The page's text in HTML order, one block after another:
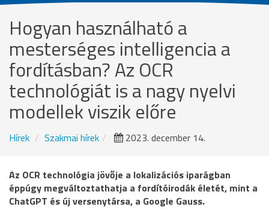
Hogyan használható a
mesterséges intelligencia a
fordításban? Az OCR
technológiát is a nagy nyelvi
modellek viszik előre
Hírek Szakmai hírek 2023. december 14.
Az OCR technológia jövője a lokalizációs iparágban
éppúgy megváltoztathatja a fordítóirodák életét, mint a
ChatGPT és új versenytársa, a Google Gauss.